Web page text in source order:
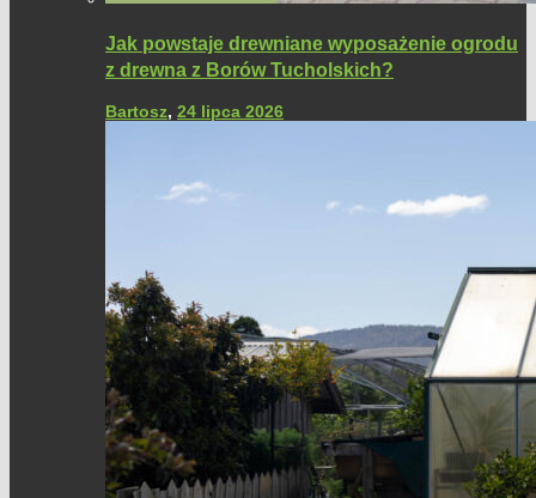
Jak powstaje drewniane wyposażenie ogrodu
z drewna z Borów Tucholskich?
Bartosz, 24 lipca 2026